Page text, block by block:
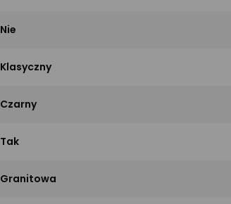
Nie
Klasyczny
Czarny
Tak
Granitowa